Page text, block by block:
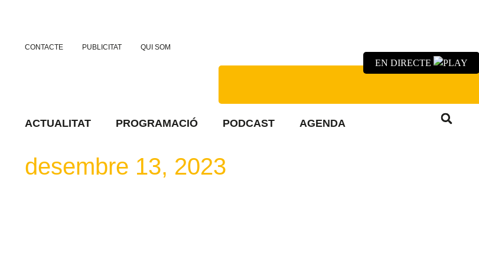
CONTACTE PUBLICITAT QUI SOM
EN DIRECTE
ACTUALITAT PROGRAMACIÓ PODCAST AGENDA
desembre 13, 2023